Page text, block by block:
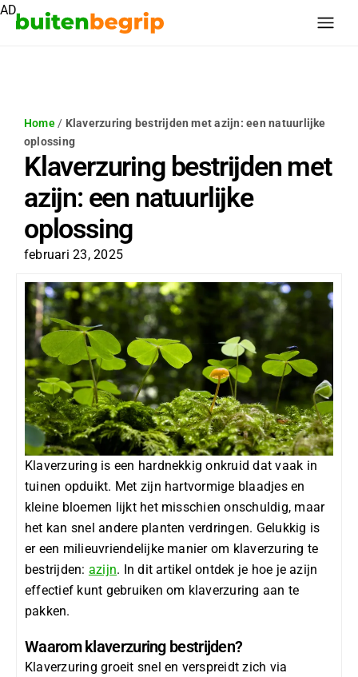
Home/ Klaverzuring bestrijden met azijn: een natuurlijke
oplossing
Klaverzuring bestrijden met
azijn: een natuurlijke
oplossing
februari 23, 2025
Klaverzuring is een hardnekkig onkruid dat vaak in
tuinen opduikt. Met zijn hartvormige blaadjes en
kleine bloemen lijkt het misschien onschuldig, maar
het kan snel andere planten verdringen. Gelukkig is
er een milieuvriendelijke manier om klaverzuring te
bestrijden: azijn. In dit artikel ontdek je hoe je azijn
effectief kunt gebruiken om klaverzuring aan te
pakken.
Waarom klaverzuring bestrijden?
Klaverzuring groeit snel en verspreidt zich via
AD